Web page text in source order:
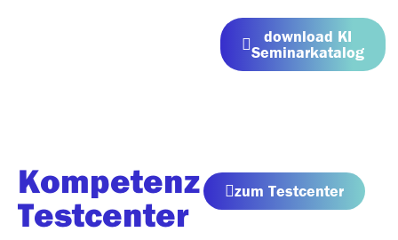
down­load KI
Seminarkatalog
Kompetenz
Testcenter
zum Testcenter